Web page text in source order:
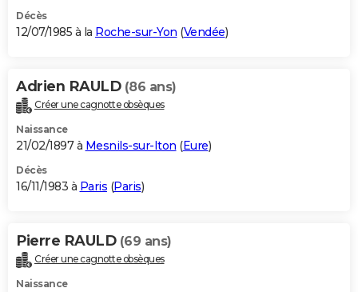
Décès
12/07/1985 à la Roche-sur-Yon (Vendée)
Adrien RAULD (86 ans)
Créer une cagnotte obsèques
Naissance
21/02/1897 à Mesnils-sur-Iton (Eure)
Décès
16/11/1983 à Paris (Paris)
Pierre RAULD (69 ans)
Créer une cagnotte obsèques
Naissance